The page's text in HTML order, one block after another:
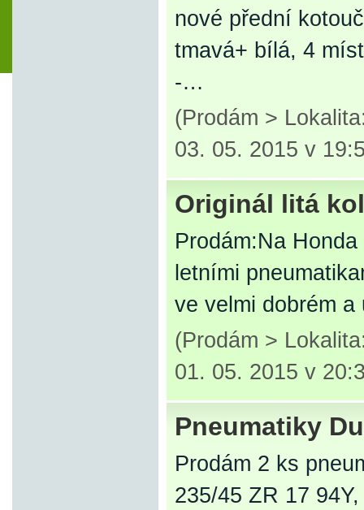
nové přední
tmavá+ bílá, 4
-…
(Prodám >
03. 05. 2015 v
Originál litá
Prodám:Na
letními
ve velmi dobrém
(Prodám >
01. 05. 2015 v
Pneumatiky
Prodám 2 ks
235/45 ZR 17